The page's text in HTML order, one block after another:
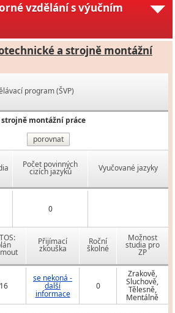
vzdělání s výučním
a strojně montážní
program (ŠVP)
montážní práce
porovnat
Počet povinných
cizích jazyků Vyučované jazyky
0
Přijímací
zkouška
Roční
školné
Možnost
studia pro
ZP
16
se nekoná -
další
informace
0
Zrakově,
Sluchově,
Tělesně,
Mentálně